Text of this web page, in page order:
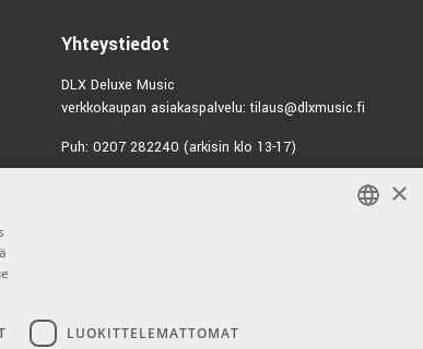
€299,00/kpl
Yhteystiedot
DLX Deluxe Music
verkkokaupan asiakaspalvelu: tilaus@dlxmusic.fi
Puh: 0207 282240 (arkisin klo 13-17)
×
LUOKITTELEMATTOMAT